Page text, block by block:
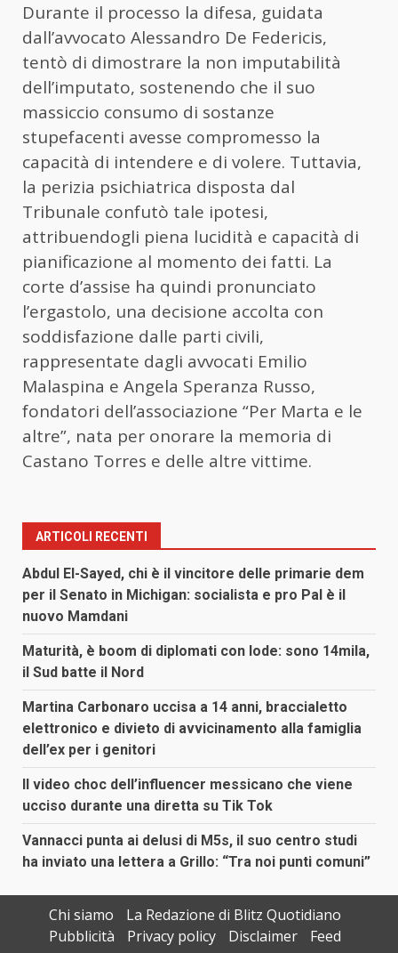
Durante il processo la difesa, guidata
dall’avvocato Alessandro De Federicis,
tentò di dimostrare la non imputabilità
dell’imputato, sostenendo che il suo
massiccio consumo di sostanze
stupefacenti avesse compromesso la
capacità di intendere e di volere. Tuttavia,
la perizia psichiatrica disposta dal
Tribunale confutò tale ipotesi,
attribuendogli piena lucidità e capacità di
pianificazione al momento dei fatti. La
corte d’assise ha quindi pronunciato
l’ergastolo, una decisione accolta con
soddisfazione dalle parti civili,
rappresentate dagli avvocati Emilio
Malaspina e Angela Speranza Russo,
fondatori dell’associazione “Per Marta e le
altre”, nata per onorare la memoria di
Castano Torres e delle altre vittime.
ARTICOLI RECENTI
Abdul El-Sayed, chi è il vincitore delle primarie dem
per il Senato in Michigan: socialista e pro Pal è il
nuovo Mamdani
Maturità, è boom di diplomati con lode: sono 14mila,
il Sud batte il Nord
Martina Carbonaro uccisa a 14 anni, braccialetto
elettronico e divieto di avvicinamento alla famiglia
dell’ex per i genitori
Il video choc dell’influencer messicano che viene
ucciso durante una diretta su Tik Tok
Vannacci punta ai delusi di M5s, il suo centro studi
ha inviato una lettera a Grillo: “Tra noi punti comuni”
Chi siamo
La Redazione di Blitz Quotidiano
Pubblicità
Privacy policy Disclaimer Feed